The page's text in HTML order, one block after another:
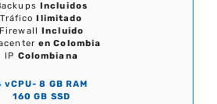
Incluidos
Tráfico Ilimitado
Firewall Incluido
en Colombia
IP Colombiana
vCPU- 8 GB RAM
160 GB SSD